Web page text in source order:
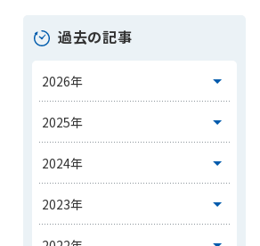
過去の記事